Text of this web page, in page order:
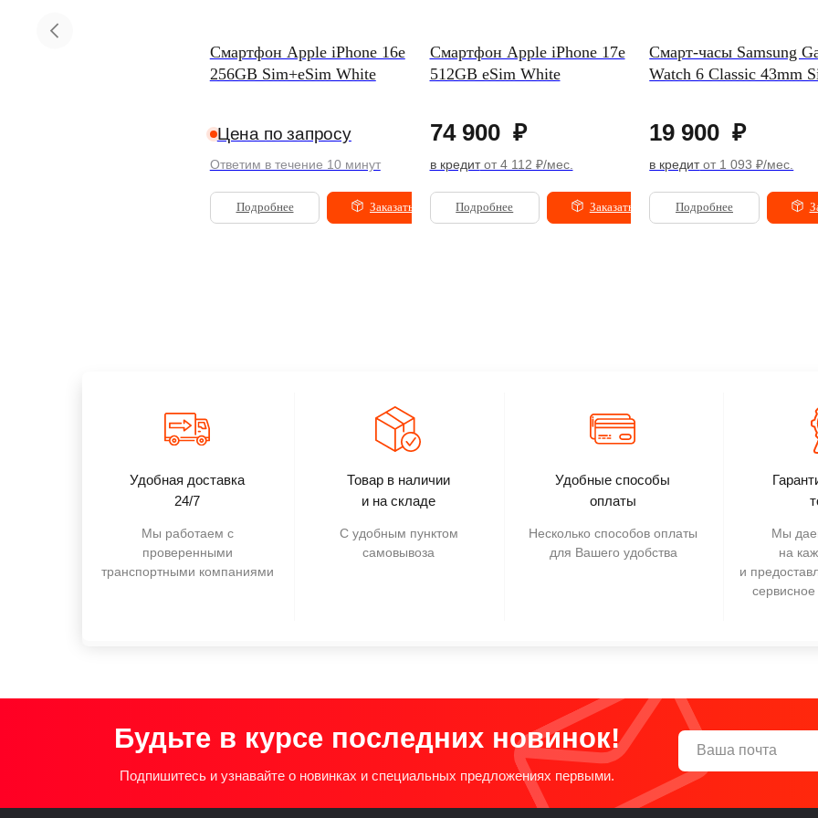
Apple iPhone Air 1TBСмартфон Apple iPhone 16e
256GB Sim+eSim White
Цена по запросу
Ответим в течение 10 минут
Подробнее Заказать
Смартфон Apple iPhone 17e
512GB eSim White
74 900 ₽
в кредитот 4 112 ₽/мес.
Подробнее Заказать
Смарт-часы Samsung
Watch 6 Classic 43mm
19 900 ₽
в кредитот 1 093 ₽/мес.
Подробнее
Удобная доставка
24/7
Товар в наличии
и на складе
Удобные способы
оплаты
Мы работаем с
проверенными
транспортными компаниями
С удобным пунктом
самовывоза
Несколько способов оплаты
для Вашего удобства
Мы
на
и
Будьте в курсе последних новинок!
Подпишитесь и узнавайте о новинках и специальных предложениях первыми.